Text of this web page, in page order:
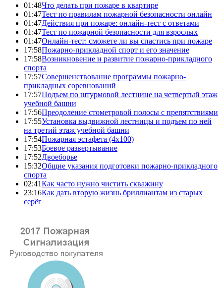
01:48Что делать при пожаре в квартире
01:47Тест по правилам пожарной безопасности онлайн
01:47Действия при пожаре: онлайн-тест с ответами
01:47Тест по пожарной безопасности для взрослых
01:47Онлайн-тест: сможете ли вы спастись при пожаре
17:58Пожарно-прикладной спорт и его значение
17:58Возникновение и развитие пожарно-прикладного
спорта
17:57Совершенствование программы пожарно-
прикладных соревнований
17:57Подъем по штурмовой лестнице на четвертый этаж
учебной башни
17:56Преодоление стометровой полосы с препятствиями
17:55Установка выдвижной лестницы и подъем по ней
на третий этаж учебной башни
17:54Пожарная эстафета (4x100)
17:53Боевое развертывание
17:52Двоеборье
15:32Общие указания подготовки пожарно-прикладного
спорта
02:41Как часто нужно чистить скважину
23:16Как дать вторую жизнь бриллиантам из старых
серёг